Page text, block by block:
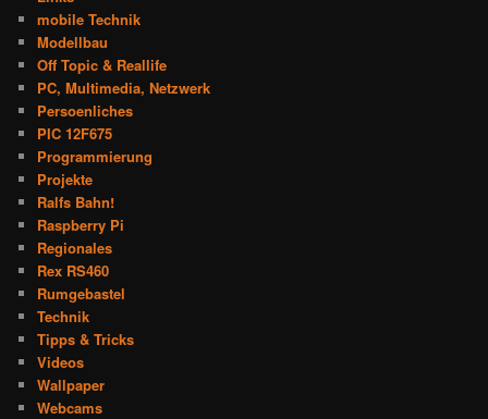
mobile Technik
Modellbau
Off Topic & Reallife
PC, Multimedia, Netzwerk
Persoenliches
PIC 12F675
Programmierung
Projekte
Ralfs Bahn!
Raspberry Pi
Regionales
Rex RS460
Rumgebastel
Technik
Tipps & Tricks
Videos
Wallpaper
Webcams